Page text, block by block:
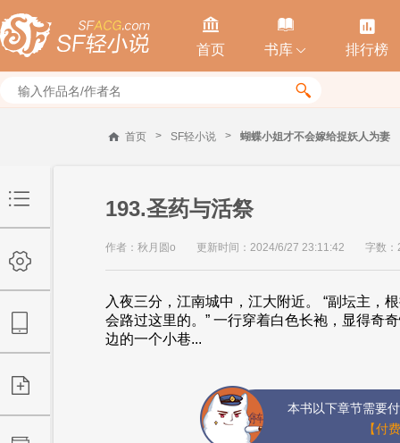

首页

书库 

排行榜

首页 > SF轻小说 > 蝴蝶小姐才不会嫁给捉妖人为妻
193.圣药与活祭
作者：秋月圆o 更新时间：2024/6/27 23:11:42 字数
入夜三分，江南城中，江大附近。 “副坛主，
会路过这里的。” 一行穿着白色长袍，显得奇
边的一个小巷...
本书以下章节需要
【付